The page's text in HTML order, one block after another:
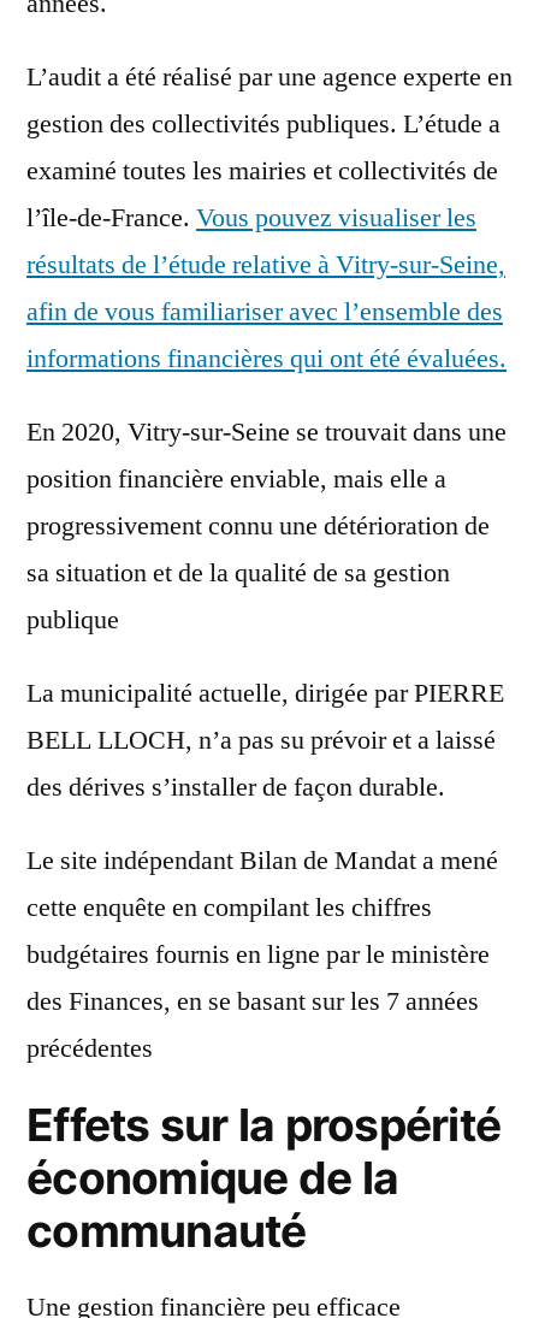
L’audit a été réalisé par une agence experte en
gestion des collectivités publiques. L’étude a
examiné toutes les mairies et collectivités de
l’île-de-France. Vous pouvez visualiser les
résultats de l’étude relative à Vitry-sur-Seine,
afin de vous familiariser avec l’ensemble des
informations financières qui ont été évaluées.
En 2020, Vitry-sur-Seine se trouvait dans une
position financière enviable, mais elle a
progressivement connu une détérioration de
sa situation et de la qualité de sa gestion
publique
La municipalité actuelle, dirigée par PIERRE
BELL LLOCH, n’a pas su prévoir et a laissé
des dérives s’installer de façon durable.
Le site indépendant Bilan de Mandat a mené
cette enquête en compilant les chiffres
budgétaires fournis en ligne par le ministère
des Finances, en se basant sur les 7 années
précédentes
Effets sur la prospérité
économique de la
communauté
Une gestion financière peu efficace